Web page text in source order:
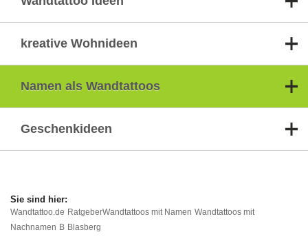
kreative Wohnideen
Namen als Wandtattoos
Geschenkideen
Wandtattoo.de RatgeberWandtattoos mit Namen Wandtattoos mit
Nachnamen B Blasberg